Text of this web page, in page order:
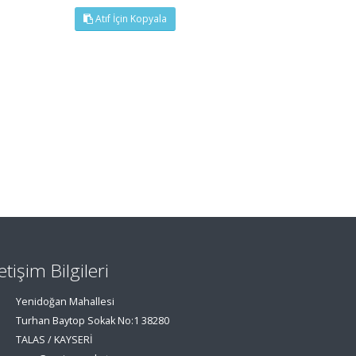
Atıf İçin Kopyala
Bilgileri
Yenidoğan Mahallesi
Turhan Baytop Sokak No:1 38280
TALAS / KAYSERİ